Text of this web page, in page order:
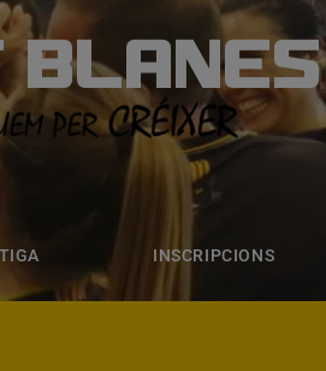
BLANES
INSCRIPCIONS
INSCRIPCIONS